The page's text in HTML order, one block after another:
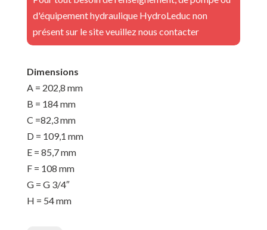
d'équipement hydraulique HydroLeduc non
présent sur le site veuillez nous contacter
Dimensions
A = 202,8 mm
B = 184 mm
C =82,3 mm
D = 109,1 mm
E = 85,7 mm
F = 108 mm
G = G 3/4″
H = 54 mm